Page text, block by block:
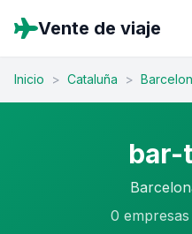
Vente de viaje
Inicio > Cataluña >
bar-
0